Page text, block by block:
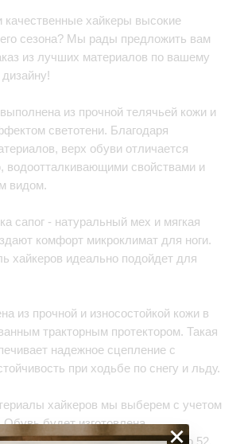
хайкеры высокие
сезона? Мы рады предложить вам
из лучших материалов по вашему
из прочной телячьей кожи и
светотени. Благодаря
верх обуви отличается
водоотталкивающими свойствами и
видом.
сапог - натуральный мех и мягкая
комфорт микроклимат для ноги.
хайкеров идеально подойдет для
из прочной и износостойкой кожи в
тракторным протектором. Такая
надежное сцепление с
при ходьбе по снегу и льду.
хайкеров мы выберем с учетом
будет изготовлена
вашим меркам, в размере от 32 до 52.
×